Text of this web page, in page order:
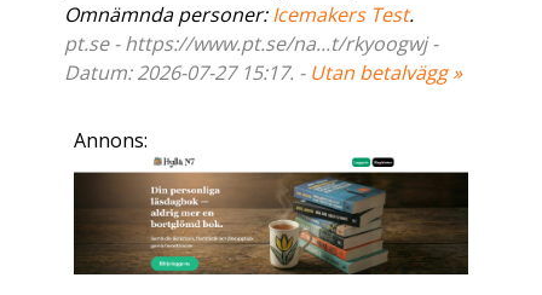
Omnämnda personer:Icemakers Test.
pt.se - https://www.pt.se/na...t/rkyoogwj -
Datum: 2026-07-27 15:17. - Utan betalvägg »
Annons: